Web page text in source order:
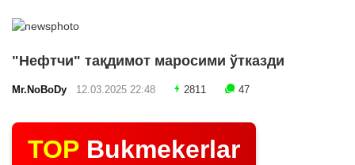
"Нефтчи" тақдимот маросими ўтказди
Mr.NoBoDy 12.03.2025 22:48 2811 47
TOP Bukmekerlar